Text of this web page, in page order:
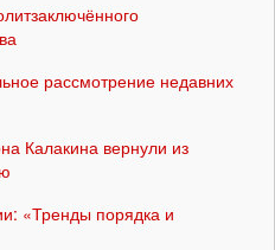
рассмотрение недавних
Калакина вернули из
«Тренды порядка и